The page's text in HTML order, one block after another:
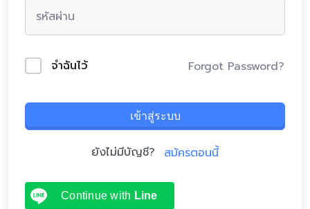
จำฉันไว้ Forgot Password?
เข้าสู่ระบบ
ยังไม่มีบัญชี? สมัครตอนนี้
Continue with Line